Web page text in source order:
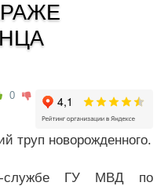
0
труп новорожденного.
службе ГУ МВД по